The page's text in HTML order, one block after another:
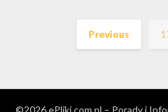
Previous
©2026 ePliki.com.pl – Porady i